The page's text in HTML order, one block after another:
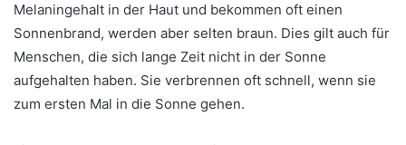
Melaningehalt in der Haut und bekommen oft einen
Sonnenbrand, werden aber selten braun. Dies gilt auch für
Menschen, die sich lange Zeit nicht in der Sonne
aufgehalten haben. Sie verbrennen oft schnell, wenn sie
zum ersten Mal in die Sonne gehen.